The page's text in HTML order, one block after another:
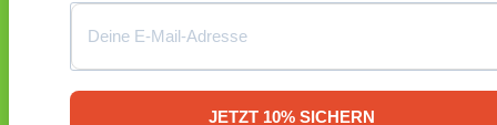
JETZT 10% SICHERN
Registrieren
Erforderlich